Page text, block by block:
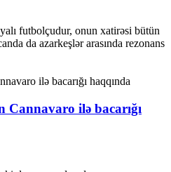
futbolçudur, onun xatirəsi bütün
da azarkeşlər arasında rezonans
ilə bacarığı